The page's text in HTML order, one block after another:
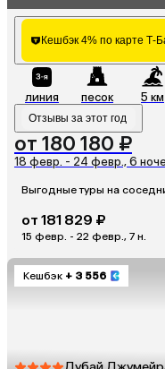
Кешбэк 4% по карте Т-
линия песок 5 км
Отзывы за этот год
от 180 180 ₽
18 февр. - 24 февр., 6
Выгодные туры на
от 181 829 ₽
15 февр. - 22 февр., 7 н.
Кешбэк + 3 556